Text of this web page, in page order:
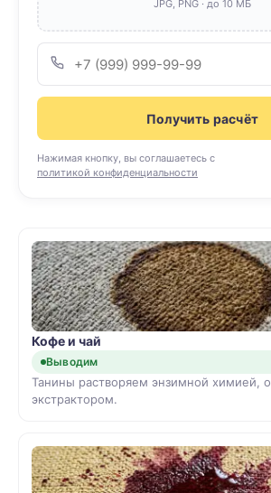
JPG, PNG · до 10 МБ
Получить расчёт
Нажимая кнопку, вы соглашаетесь с
политикой конфиденциальности
Кофе и чай
Выводим
Танины растворяем энзимной химией,
экстрактором.